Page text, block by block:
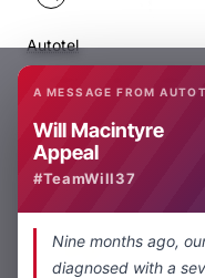
Autotel
£75,00
Ajouter au panier
A MESSAGE FROM
Will Macintyre
Appeal
#TeamWill37
Nine months ago,
diagnosed with a